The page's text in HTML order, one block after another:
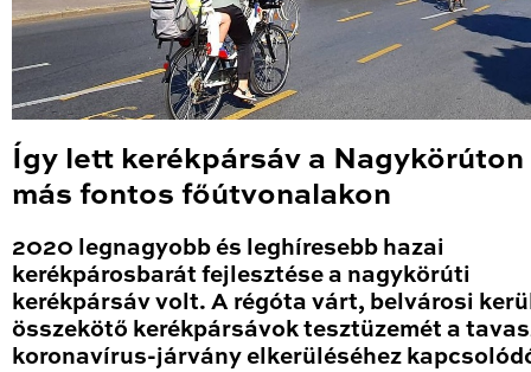
Így lett kerékpársáv a Nagykörúton
más fontos főútvonalakon
2020 legnagyobb és leghíresebb hazai
kerékpárosbarát fejlesztése a nagykörúti
kerékpársáv volt. A régóta várt, belvárosi
összekötő kerékpársávok tesztüzemét a
koronavírus-járvány elkerüléséhez